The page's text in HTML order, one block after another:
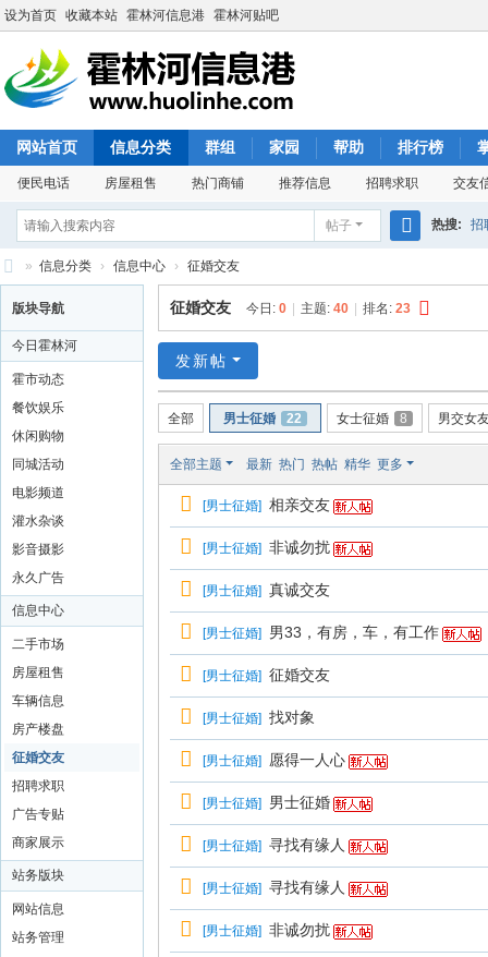
设为首页 收藏本站 霍林河信息港 霍林河贴吧
网站首页 信息分类 群组 家园 帮助 排行榜
便民电话 房屋租售 热门商铺 推荐信息 招聘求职 交友
帖子
索
热搜: 招
霍
林
河
港
» 信息分类 › 信息中心 › 征婚交友
版块导航
今日霍林河
霍市动态
餐饮娱乐
休闲购物
同城活动
电影频道
灌水杂谈
影音摄影
永久广告
信息中心
二手市场
房屋租售
车辆信息
房产楼盘
征婚交友
招聘求职
广告专贴
商家展示
站务版块
网站信息
站务管理
征婚交友 今日: 0 主题: 40 排名: 23
发新帖
全部 男士征婚 22 女士征婚 8 男交女
全部主题 最新 热门 热帖 精华 更多
[男士征婚] 相亲交友
[男士征婚] 非诚勿扰
[男士征婚] 真诚交友
[男士征婚] 男33，有房，车，有工作
[男士征婚] 征婚交友
[男士征婚] 找对象
[男士征婚] 愿得一人心
[男士征婚] 男士征婚
[男士征婚] 寻找有缘人
[男士征婚] 寻找有缘人
[男士征婚] 非诚勿扰